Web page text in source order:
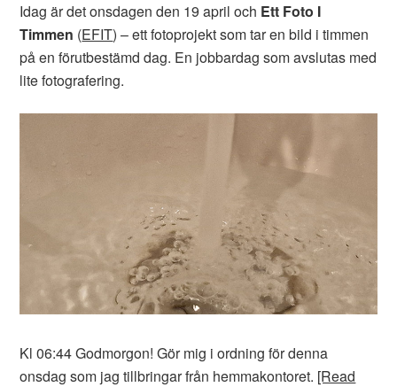
Idag är det onsdagen den 19 april och Ett Foto I
Timmen (EFIT) – ett fotoprojekt som tar en bild i timmen
på en förutbestämd dag. En jobbardag som avslutas med
lite fotografering.
Kl 06:44 Godmorgon! Gör mig i ordning för denna
onsdag som jag tillbringar från hemmakontoret. [Read